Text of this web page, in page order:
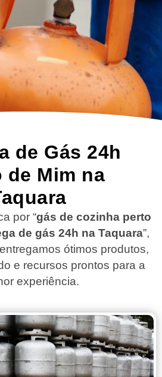
de Gás 24h
de Mim na
por “gás de cozinha perto
de gás 24h na Taquara”,
ótimos produtos,
e recursos prontos para a
experiência.